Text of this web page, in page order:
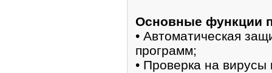
Основные функции
• Автоматическая
программ;
• Проверка на